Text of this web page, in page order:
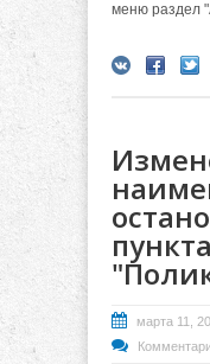
меню раздел
пункта
марта 11,